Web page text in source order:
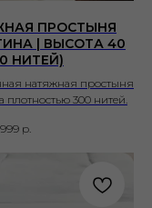
ПРОСТЫНЯ
| ВЫСОТА 40
НИТЕЙ)
натяжная простыня
плотностью 300 нитей.
р.